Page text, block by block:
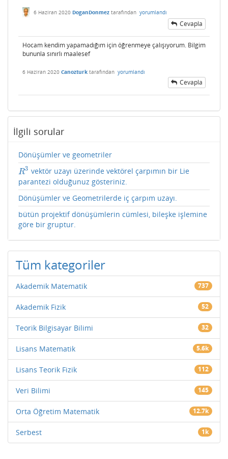
6 Haziran 2020 DoganDonmez tarafından yorumlandı
Cevapla
Hocam kendim yapamadığım için öğrenmeye çalışıyorum. Bilgim
bununla sınırlı maalesef
6 Haziran 2020 Canozturk tarafından yorumlandı
Cevapla
İlgili sorular
Dönüşümler ve geometriler
R3
R3 vektör uzayı üzerinde vektörel çarpımın bir Lie
parantezi olduğunuz gösteriniz.
Dönüşümler ve Geometrilerde iç çarpım uzayı.
bütün projektif dönüşümlerin cümlesi, bileşke işlemine
göre bir gruptur.
Tüm kategoriler
Akademik Matematik 737
Akademik Fizik 52
Teorik Bilgisayar Bilimi 32
Lisans Matematik 5.6k
Lisans Teorik Fizik 112
Veri Bilimi 145
Orta Öğretim Matematik 12.7k
Serbest 1k